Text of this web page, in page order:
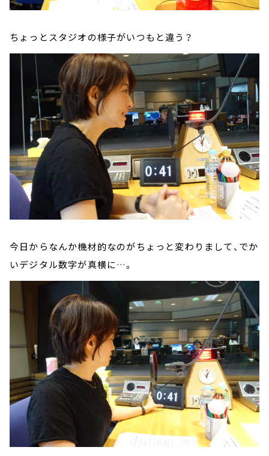
ちょっとスタジオの様子がいつもと違う？
今日からなんか機材的なのがちょっと変わりまして、でか
いデジタル数字が真横に…。